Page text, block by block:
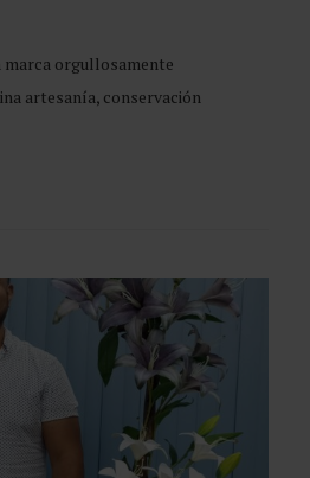
orgullosamente
artesanía, conservación